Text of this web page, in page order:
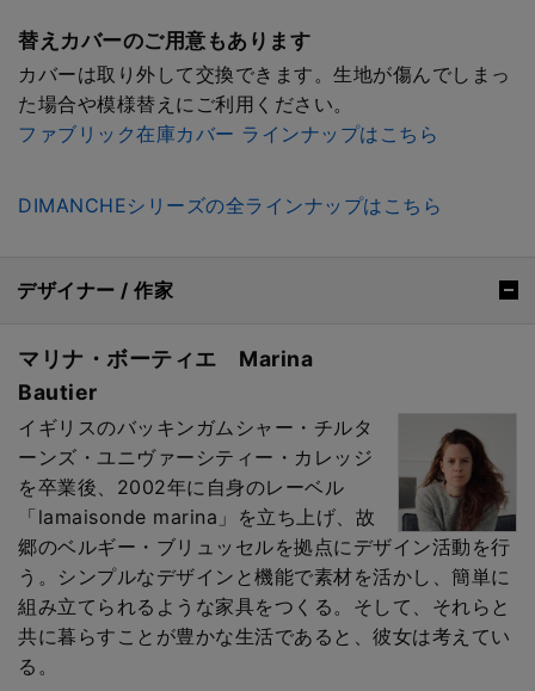
替えカバーのご用意もあります
カバーは取り外して交換できます。生地が傷んでしまっ
た場合や模様替えにご利用ください。
ファブリック在庫カバー ラインナップはこちら
DIMANCHEシリーズの全ラインナップはこちら
デザイナー / 作家
マリナ・ボーティエ Marina
Bautier
イギリスのバッキンガムシャー・チルタ
ーンズ・ユニヴァーシティー・カレッジ
を卒業後、2002年に自身のレーベル
「lamaisonde marina」を立ち上げ、故
郷のベルギー・ブリュッセルを拠点にデザイン活動を行
う。シンプルなデザインと機能で素材を活かし、簡単に
組み立てられるような家具をつくる。そして、それらと
共に暮らすことが豊かな生活であると、彼女は考えてい
る。